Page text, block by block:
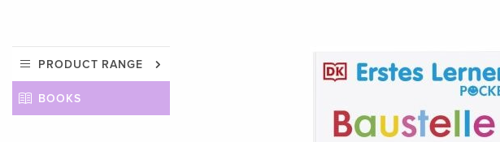
PRODUCT RANGE
BOOKS